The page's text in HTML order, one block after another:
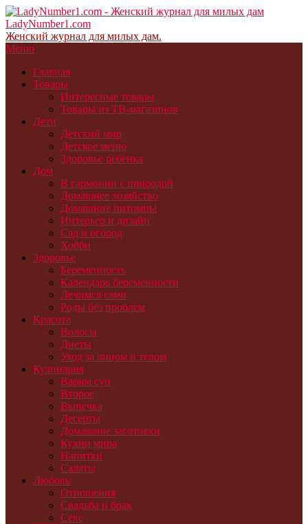
LadyNumber1.com
Женский журнал для милых дам.
Меню
Главная
Товары
Интересные товары
Товары из ТВ-магазинов
Дети
Детский мир
Детское меню
Здоровье ребенка
Дом
В гармонии с природой
Домашнее хозяйство
Домашние питомцы
Интерьер и дизайн
Сад и огород
Хобби
Здоровье
Беременность
Календарь беременности
Лечимся сами
Роды без проблем
Красота
Волосы
Диеты
Уход за лицом и телом
Кулинария
Варим суп
Второе
Выпечка
Десерты
Домашние заготовки
Кухни мира
Напитки
Салаты
Любовь
Отношения
Свадьба и брак
Секс